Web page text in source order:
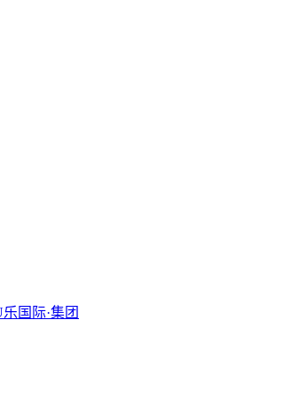
乐国际·集团